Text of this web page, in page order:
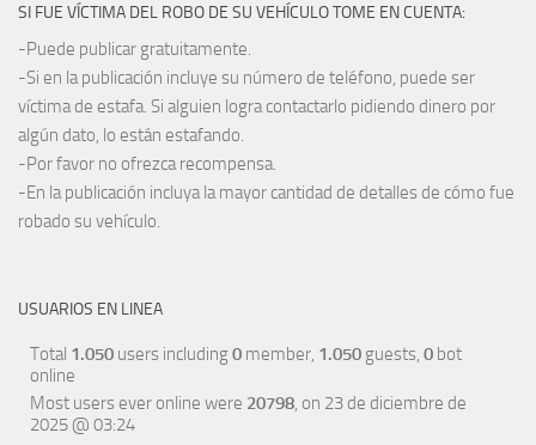
SI FUE VÍCTIMA DEL ROBO DE SU VEHÍCULO TOME EN CUENTA:
-Puede publicar gratuitamente.
-Si en la publicación incluye su número de teléfono, puede ser
víctima de estafa. Si alguien logra contactarlo pidiendo dinero por
algún dato, lo están estafando.
-Por favor no ofrezca recompensa.
-En la publicación incluya la mayor cantidad de detalles de cómo fue
robado su vehículo.
USUARIOS EN LINEA
Total 1.050 users including0 member, 1.050 guests, 0 bot
online
Most users ever online were 20798, on 23 de diciembre de
2025 @ 03:24